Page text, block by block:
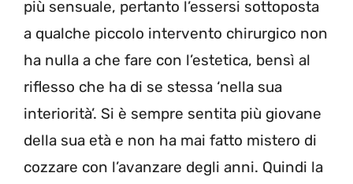
più sensuale, pertanto l’essersi sottoposta
a qualche piccolo intervento chirurgico non
ha nulla a che fare con l’estetica, bensì al
riflesso che ha di se stessa ‘nella sua
interiorità’. Si è sempre sentita più giovane
della sua età e non ha mai fatto mistero di
cozzare con l’avanzare degli anni. Quindi la